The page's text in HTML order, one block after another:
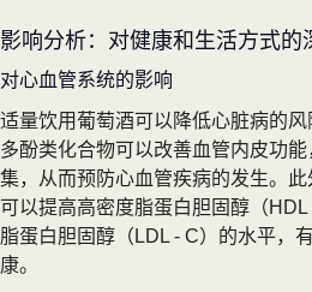
影响分析：对健康和生活方式的
对心血管系统的影响
适量饮用葡萄酒可以降低心脏病的
多酚类化合物可以改善血管内皮功
集，从而预防心血管疾病的发生。
可以提高高密度脂蛋白胆固醇（
脂蛋白胆固醇（LDL - C）的水平，
康。